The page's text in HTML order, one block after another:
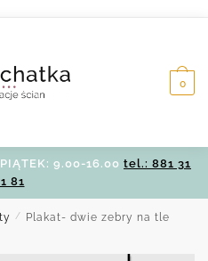
0
9.00-16.00 tel.: 881 31
81
/
Plakat- dwie zebry na tle